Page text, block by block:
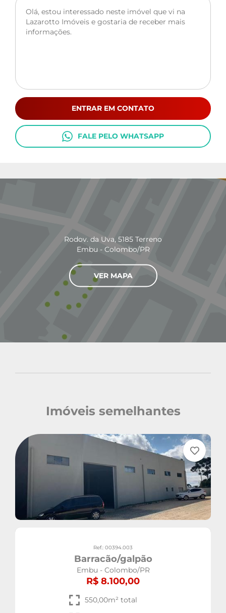
ENTRAR EM CONTATO
FALE PELO WHATSAPP
Rodov. da Uva, 5185 Terreno
Embu - Colombo/PR
VER MAPA
Imóveis semelhantes
Ref.: 00394.003
Barracão/galpão
Embu - Colombo/PR
R$ 8.100,00
550,00m² total